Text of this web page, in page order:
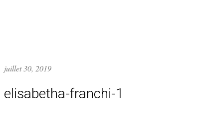
juillet 30, 2019
elisabetha-franchi-1